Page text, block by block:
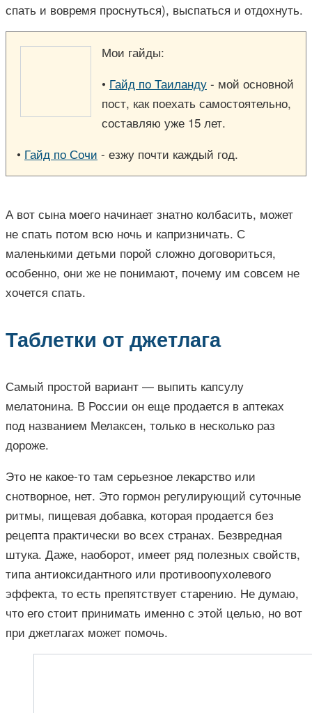
спать и вовремя проснуться), выспаться и отдохнуть.
Мои гайды:
• Гайд по Таиланду - мой основной
пост, как поехать самостоятельно,
составляю уже 15 лет.
• Гайд по Сочи - езжу почти каждый год.
А вот сына моего начинает знатно колбасить, может
не спать потом всю ночь и капризничать. С
маленькими детьми порой сложно договориться,
особенно, они же не понимают, почему им совсем не
хочется спать.
Таблетки от джетлага
Самый простой вариант — выпить капсулу
мелатонина. В России он еще продается в аптеках
под названием Мелаксен, только в несколько раз
дороже.
Это не какое-то там серьезное лекарство или
снотворное, нет. Это гормон регулирующий суточные
ритмы, пищевая добавка, которая продается без
рецепта практически во всех странах. Безвредная
штука. Даже, наоборот, имеет ряд полезных свойств,
типа антиоксидантного или противоопухолевого
эффекта, то есть препятствует старению. Не думаю,
что его стоит принимать именно с этой целью, но вот
при джетлагах может помочь.